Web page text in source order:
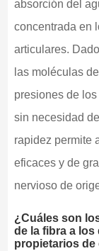
absorción del
concentrada en
articulares.
las moléculas
presiones de
sin necesidad
rapidez permite
eficaces y de
nervioso de
¿Cuáles son
de la fibra a
propietarios de